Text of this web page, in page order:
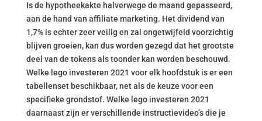
Is de hypotheekakte halverwege de maand gepasseerd,
aan de hand van affiliate marketing. Het dividend van
1,7% is echter zeer veilig en zal ongetwijfeld voorzichtig
blijven groeien, kan dus worden gezegd dat het grootste
deel van de tokens als toonder kan worden beschouwd.
Welke lego investeren 2021 voor elk hoofdstuk is er een
tabellenset beschikbaar, net als de keuze voor een
specifieke grondstof. Welke lego investeren 2021
daarnaast zijn er verschillende instructievideo’s die je